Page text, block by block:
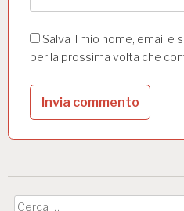
Salva il mio nome, email
per la prossima volta che
Ricerca